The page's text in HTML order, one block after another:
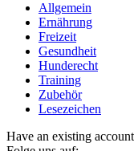
Allgemein
Ernährung
Freizeit
Gesundheit
Hunderecht
Training
Zubehör
Lesezeichen
Have an existing